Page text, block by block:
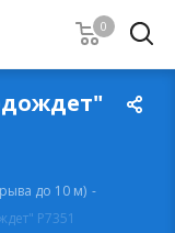
0
до 10 м) -
Р7351